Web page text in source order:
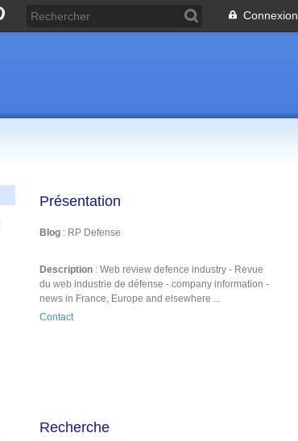
Connexion
Présentation
Blog : RP Defense
Description : Web review defence industry - Revue
du web industrie de défense - company information -
news in France, Europe and elsewhere ...
Contact
Recherche